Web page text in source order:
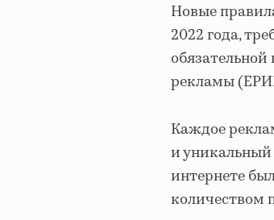
Новые
2022 года,
рекламы
Каждое
и уникальный
интернете
количеством